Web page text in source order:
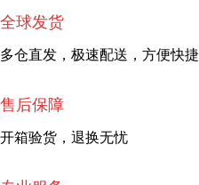
全球发货
多仓直发，极速配送，方便快捷
售后保障
开箱验货，退换无忧